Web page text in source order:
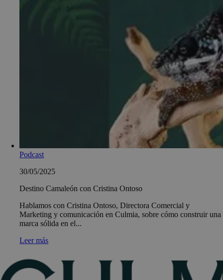
Podcast
30/05/2025
Destino Camaleón con Cristina Ontoso
Hablamos con Cristina Ontoso, Directora Comercial y
Marketing y comunicación en Culmia, sobre cómo construir una
marca sólida en el...
Leer más